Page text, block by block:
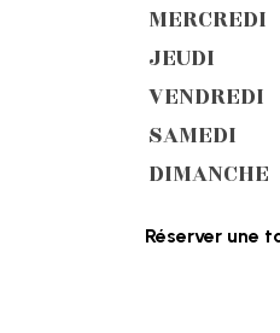
MERCREDI
JEUDI
VENDREDI
SAMEDI
DIMANCHE
Réserver une